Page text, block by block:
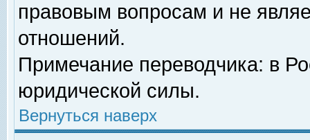
правовым вопросам и не
отношений.
Примечание переводчика: в
юридической силы.
Вернуться наверх